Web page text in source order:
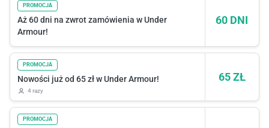
60 DNI
PROMOCJA
Aż 60 dni na zwrot zamówienia w Under
Armour!
65 ZŁ
PROMOCJA
Nowości już od 65 zł w Under Armour!
4 razy
PROMOCJA